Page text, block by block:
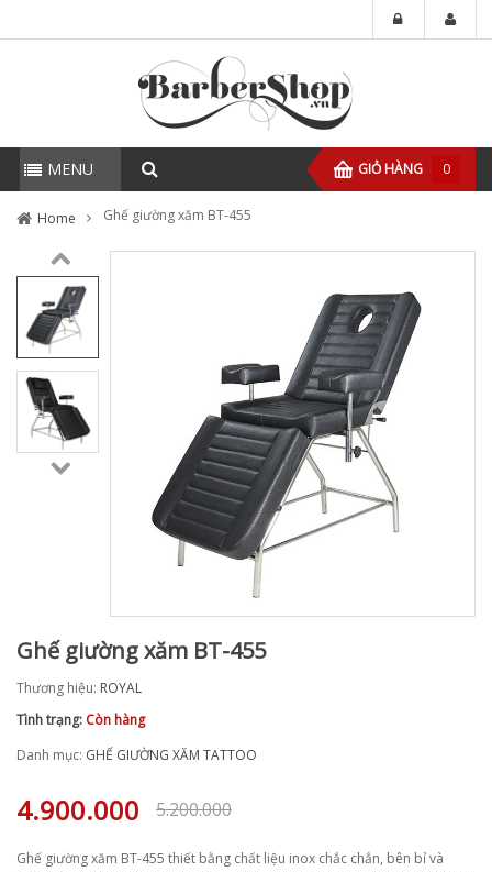
MENU GIỎ HÀNG 0
Home Ghế giường xăm BT-455
Ghế giường xăm BT-455
Thương hiệu: ROYAL
Tình trạng: Còn hàng
Danh mục: GHẾ GIƯỜNG XĂM TATTOO
5.200.000
4.900.000
Ghế giường xăm BT-455 thiết bằng chất liệu inox chắc chắn, bên bỉ và